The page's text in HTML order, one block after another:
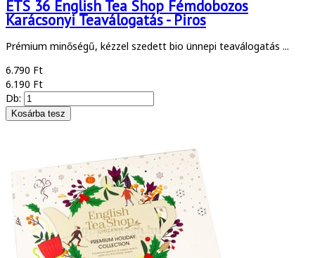
ETS 36 English Tea Shop Fémdobozos
Karácsonyi Teaválogatás - Piros
Prémium minőségű, kézzel szedett bio ünnepi teaválogatás ...
6.790 Ft
6.190 Ft
Db: